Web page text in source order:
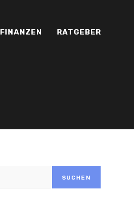
FINANZEN RATGEBER
SUCHEN